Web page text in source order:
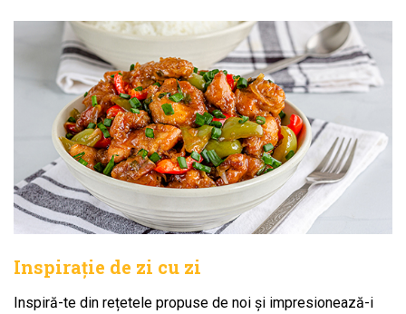
Inspirație de zi cu zi
Inspiră-te din rețetele propuse de noi și impresionează-i